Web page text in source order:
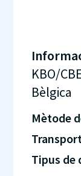
KBO/
Bèlgica
Mètode
Tipus de